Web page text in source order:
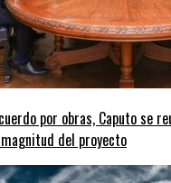
por obras, Caputo se
del proyecto